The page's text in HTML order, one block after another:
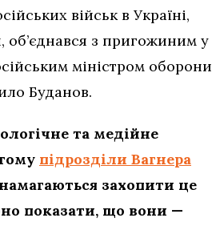
військ в Україні,
об’єднався з пригожиним у
міністром оборони
Буданов.
та медійне
підрозділи Вагнера
захопити це
показати, що вони —